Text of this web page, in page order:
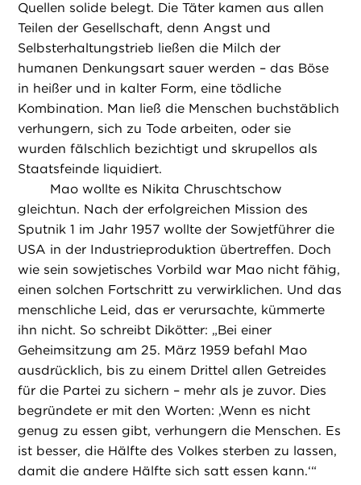
Quellen solide belegt. Die Täter kamen aus allen
Teilen der Gesellschaft, denn Angst und
Selbsterhaltungstrieb ließen die Milch der
humanen Denkungsart sauer werden – das Böse
in heißer und in kalter Form, eine tödliche
Kombination. Man ließ die Menschen buchstäblich
verhungern, sich zu Tode arbeiten, oder sie
wurden fälschlich bezichtigt und skrupellos als
Staatsfeinde liquidiert.
Mao wollte es Nikita Chruschtschow
gleichtun. Nach der erfolgreichen Mission des
Sputnik 1 im Jahr 1957 wollte der Sowjetführer die
USA in der Industrieproduktion übertreffen. Doch
wie sein sowjetisches Vorbild war Mao nicht fähig,
einen solchen Fortschritt zu verwirklichen. Und das
menschliche Leid, das er verursachte, kümmerte
ihn nicht. So schreibt Dikötter: „Bei einer
Geheimsitzung am 25. März 1959 befahl Mao
ausdrücklich, bis zu einem Drittel allen Getreides
für die Partei zu sichern – mehr als je zuvor. Dies
begründete er mit den Worten: ,Wenn es nicht
genug zu essen gibt, verhungern die Menschen. Es
ist besser, die Hälfte des Volkes sterben zu lassen,
damit die andere Hälfte sich satt essen kann.‘“